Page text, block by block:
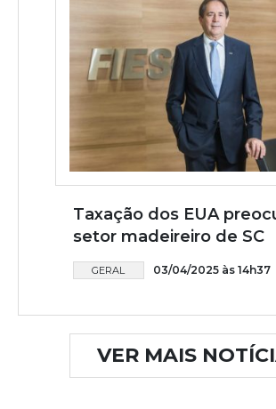
Taxação dos EUA
setor madeireiro de SC
GERAL 03/04/2025 às 14h37
VER MAIS